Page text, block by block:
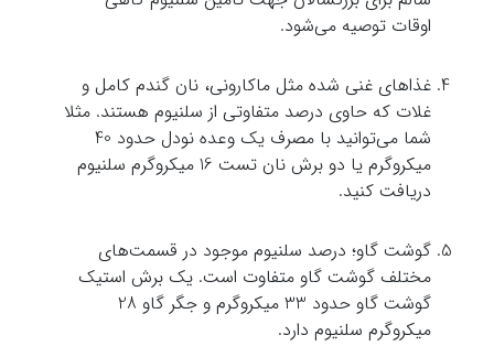
اوقات توصیه می‌شود.
غذاهای غنی شده مثل ماکارونی، نان گندم کامل و
غلات که حاوی درصد متفاوتی از سلنیوم هستند. مثلا
شما می‌توانید با مصرف یک وعده نودل حدود 40
میکروگرم یا دو برش نان تست 16 میکروگرم سلنیوم
دریافت کنید.
گوشت گاو؛ درصد سلنیوم موجود در قسمت‌های
مختلف گوشت گاو متفاوت است. یک برش استیک
گوشت گاو حدود 33 میکروگرم و جگر گاو 28
میکروگرم سلنیوم دارد.